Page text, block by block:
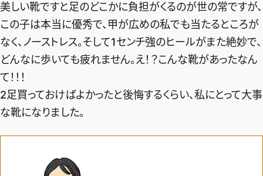
美しい靴ですと足のどこかに負担がくるのが世の常ですが、
この子は本当に優秀で、甲が広めの私でも当たるところが
なく、ノーストレス。そして1センチ強のヒールがまた絶妙で、
どんなに歩いても疲れません。え！？こんな靴があったなん
て！！！
2足買っておけばよかったと後悔するくらい、私にとって大事
な靴になりました。